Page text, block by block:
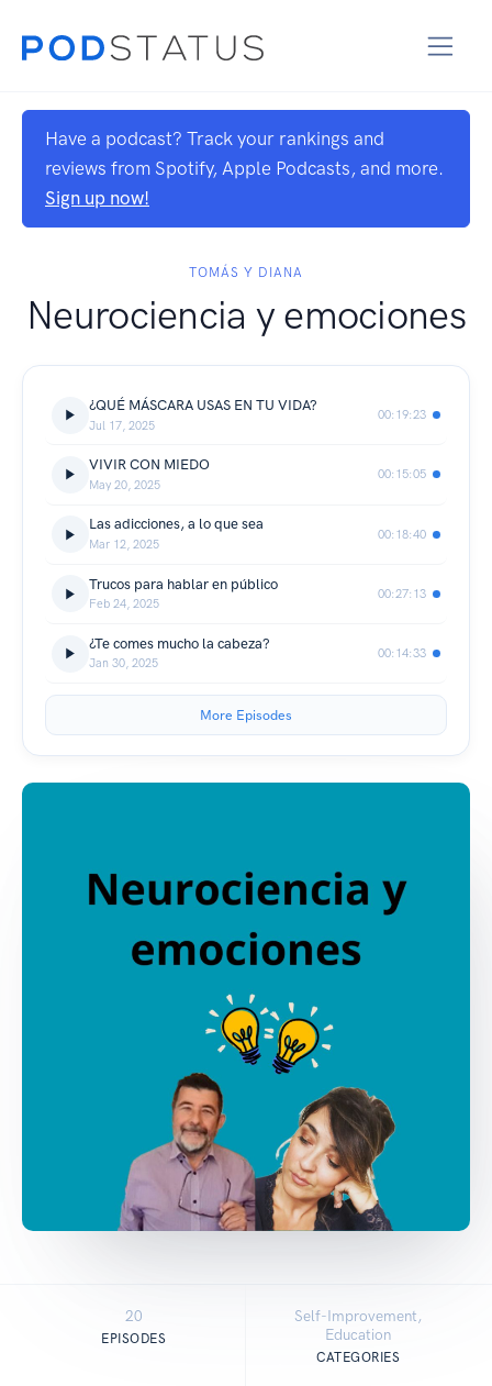
Have a podcast? Track your rankings and
reviews from Spotify, Apple Podcasts, and more.
Sign up now!
TOMÁS Y DIANA
Neurociencia y emociones
¿QUÉ MÁSCARA USAS EN TU VIDA?
Jul 17, 2025
00:19:23
VIVIR CON MIEDO
May 20, 2025
00:15:05
Las adicciones, a lo que sea
Mar 12, 2025
00:18:40
Trucos para hablar en público
Feb 24, 2025
00:27:13
¿Te comes mucho la cabeza?
Jan 30, 2025
00:14:33
More Episodes
20
EPISODES
Self-Improvement,
Education
CATEGORIES